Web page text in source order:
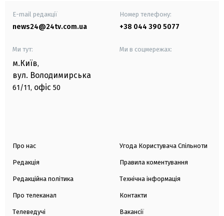
E-mail редакції
news24@24tv.com.ua
Номер телефону:
+38 044 390 5077
Ми тут:
м.Київ,
вул. Володимирська
61/11, офіс 50
Ми в соцмережах:
Про нас
Редакція
Редакційна політика
Про телеканал
Телеведучі
Угода Користувача Спільноти
Правила коментування
Технічна інформація
Контакти
Вакансії